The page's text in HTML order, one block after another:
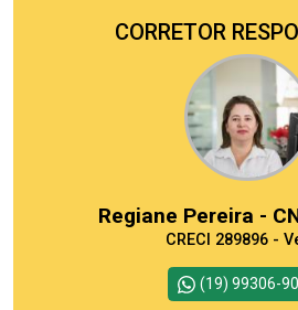
CORRETOR
Regiane Pereira -
CRECI 289896 -
(19) 99306-